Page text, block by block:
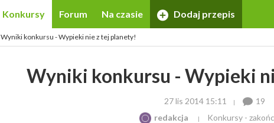
Konkursy Forum Na czasie Dodaj przepis
Wyniki konkursu - Wypieki nie z tej planety!
Wyniki konkursu - Wypieki
27 lis 2014 15:11
19
redakcja
Konkursy -